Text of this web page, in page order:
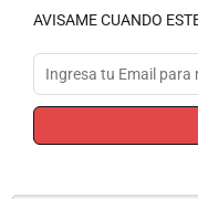
AVISAME CUANDO